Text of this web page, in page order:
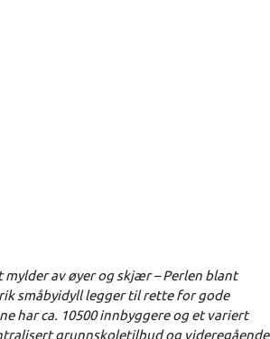
av øyer og skjær – Perlen blant
småbyidyll legger til rette for gode
har ca. 10500 innbyggere og et variert
grunnskoletilbud og videregående